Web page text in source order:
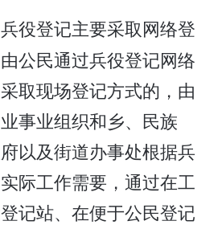
役登记主要采取网络登
公民通过兵役登记网络
取现场登记方式的，由
事业组织和乡、民族
以及街道办事处根据兵
际工作需要，通过在工
记站、在便于公民登记